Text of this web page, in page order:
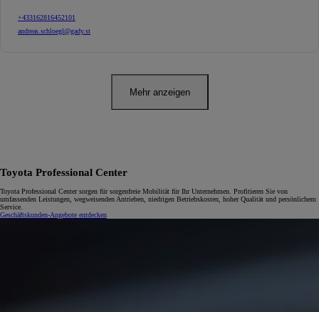
+433162816452101
andreas.schloegl@gady.st
Mehr anzeigen
Toyota Professional Center
Toyota Professional Center sorgen für sorgenfreie Mobilität für Ihr Unternehmen. Profitieren Sie von
umfassenden Leistungen, wegweisenden Antrieben, niedrigen Betriebskosten, hoher Qualität und persönlichem
Service.
Geschäftskunden-Angebote entdecken